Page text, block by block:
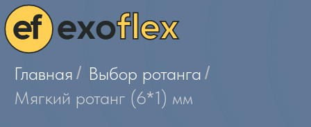
Главная / Выбор ротанга /
Мягкий ротанг (6*1) мм